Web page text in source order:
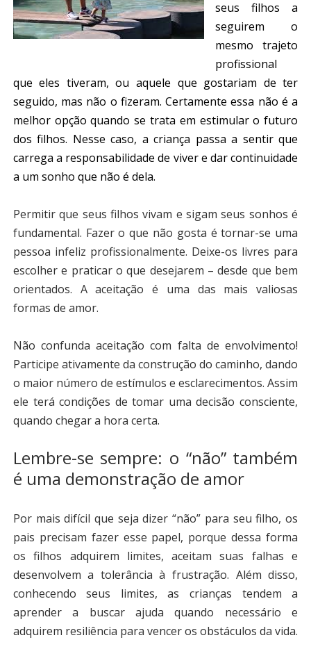
seus filhos a
seguirem o
mesmo trajeto
profissional
que eles tiveram, ou aquele que gostariam de ter
seguido, mas não o fizeram. Certamente essa não é a
melhor opção quando se trata em estimular o futuro
dos filhos. Nesse caso, a criança passa a sentir que
carrega a responsabilidade de viver e dar continuidade
a um sonho que não é dela.
Permitir que seus filhos vivam e sigam seus sonhos é
fundamental. Fazer o que não gosta é tornar-se uma
pessoa infeliz profissionalmente. Deixe-os livres para
escolher e praticar o que desejarem – desde que bem
orientados. A aceitação é uma das mais valiosas
formas de amor.
Não confunda aceitação com falta de envolvimento!
Participe ativamente da construção do caminho, dando
o maior número de estímulos e esclarecimentos. Assim
ele terá condições de tomar uma decisão consciente,
quando chegar a hora certa.
Lembre-se sempre: o “não” também
é uma demonstração de amor
Por mais difícil que seja dizer “não” para seu filho, os
pais precisam fazer esse papel, porque dessa forma
os filhos adquirem limites, aceitam suas falhas e
desenvolvem a tolerância à frustração. Além disso,
conhecendo seus limites, as crianças tendem a
aprender a buscar ajuda quando necessário e
adquirem resiliência para vencer os obstáculos da vida.